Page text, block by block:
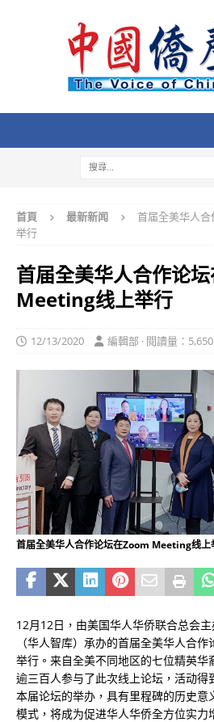
首頁 最新新闻
首届全美华人
举行
首届全美华人合作论
Meeting线上举行
12/13/2020 編輯部 · 閱讀量：
首届全美华人合作论坛在Zoom Meeting线上
12月12日，由美国华人华侨联合总会
（华人智库）承办的首届全美华人合
举行。来自全美不同地区的七位精英华
逾三百人参与了此次线上论坛，活动得
本届论坛的举办，具有里程碑的历史意
模式，将成为促进华人华侨全方位实力